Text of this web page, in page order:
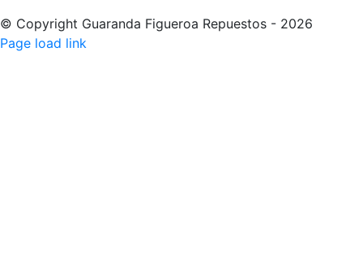
© Copyright Guaranda Figueroa Repuestos - 2026
Facebook
Instagram
Tiktok
Page load link